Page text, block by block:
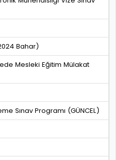
Bahar)
Mesleki Eğitim Mülakat
Sınav Programı (GÜNCEL)